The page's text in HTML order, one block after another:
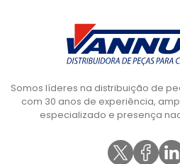
Somos líderes na distribuição de
com 30 anos de experiência,
especializado e presença